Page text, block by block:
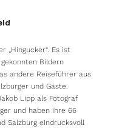
„Hingucker“. Es ist
Bildern
andere Reiseführer aus
und Gäste.
Lipp als Fotograf
und haben ihre 66
Salzburg eindrucksvoll